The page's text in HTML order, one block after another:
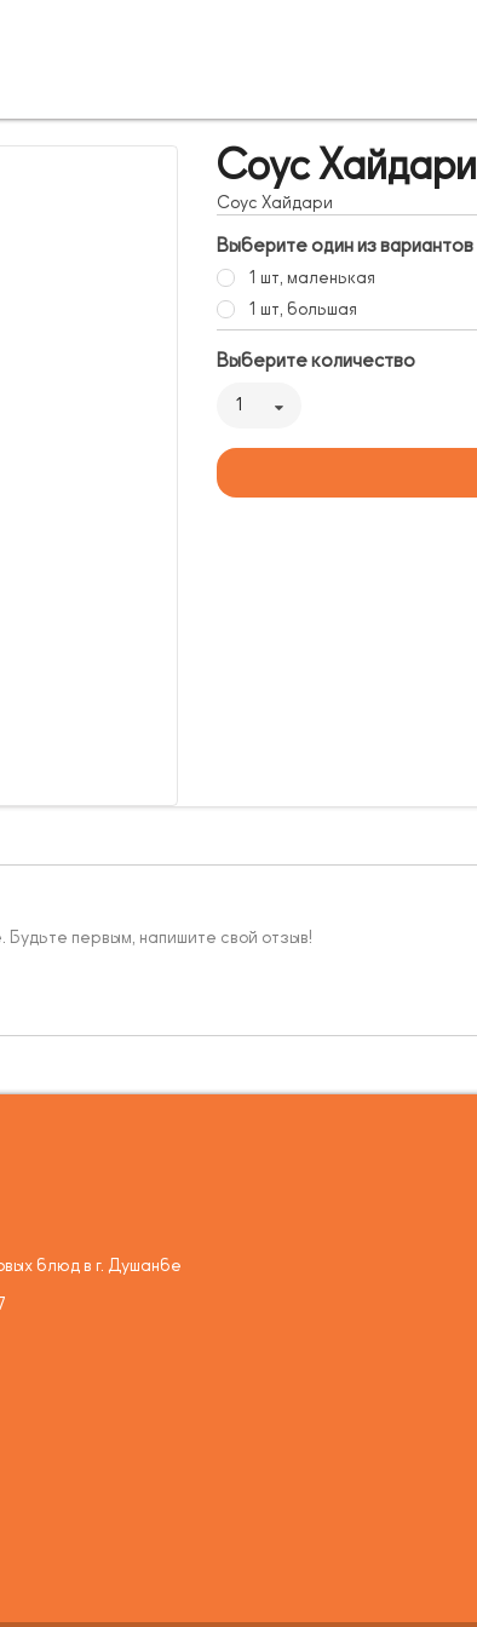
Соус Хайдари
Соус Хайдари
Выберите один из вариантов
1 шт, маленькая
1 шт, большая
Выберите количество
1
Будьте первым, напишите свой отзыв!
блюд в г. Душанбе